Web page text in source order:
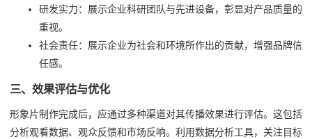
研发实力：展示企业科研团队与先进设备，彰显对产品质量的
重视。
社会责任：展示企业为社会和环境所作出的贡献，增强品牌信
任感。
三、效果评估与优化
形象片制作完成后，应通过多种渠道对其传播效果进行评估。这包括
分析观看数据、观众反馈和市场反响。利用数据分析工具，关注目标